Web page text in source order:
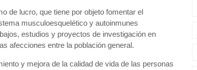
de lucro, que tiene por objeto fomentar el
musculoesquelético y autoinmunes
estudios y proyectos de investigación en
afecciones entre la población general.
y mejora de la calidad de vida de las personas